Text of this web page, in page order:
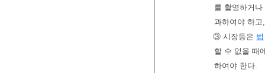
를 촬영하거
과하여야 하
③ 시장등은 법
할 수 없을 때
하여야 한다.